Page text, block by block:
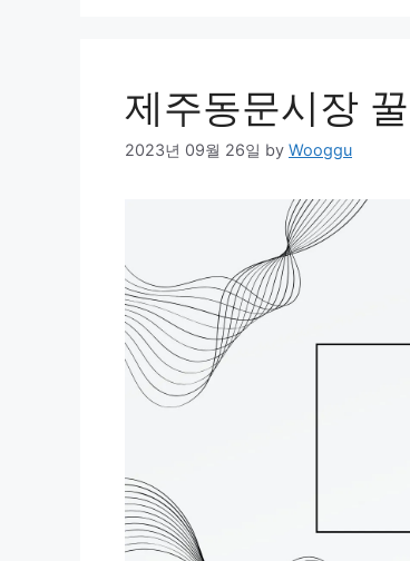
제주동문시장
2023년 09월 26일 by Wooggu